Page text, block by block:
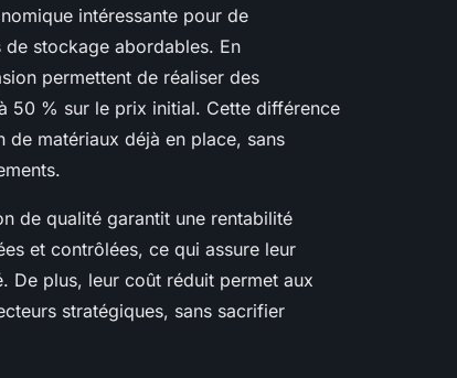
intéressante pour de
stockage abordables. En
permettent de réaliser des
50 % sur le prix initial. Cette différence
de matériaux déjà en place, sans
de qualité garantit une rentabilité
et contrôlées, ce qui assure leur
De plus, leur coût réduit permet aux
stratégiques, sans sacrifier